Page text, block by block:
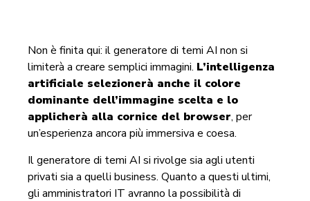
Non è finita qui: il generatore di temi AI non si
limiterà a creare semplici immagini. L’intelligenza
artificiale selezionerà anche il colore
dominante dell’immagine scelta e lo
applicherà alla cornice del browser, per
un’esperienza ancora più immersiva e coesa.
Il generatore di temi AI si rivolge sia agli utenti
privati sia a quelli business. Quanto a questi ultimi,
gli amministratori IT avranno la possibilità di